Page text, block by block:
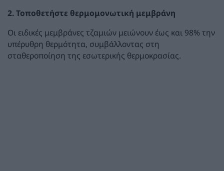
2. Τοποθετήστε θερμομονωτική μεμβράνη
Οι ειδικές μεμβράνες τζαμιών μειώνουν έως και 98% την
υπέρυθρη θερμότητα, συμβάλλοντας στη
σταθεροποίηση της εσωτερικής θερμοκρασίας.